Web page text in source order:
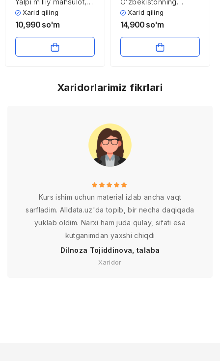
uning tarkibi, hisoblash
usullari (O’zbekiston,
Xarid qiling
10,990 so'm
jahonning rivojlangan
mamlakatlari bilan
Xarid qiling
14,900 so'm
Xaridorlarimiz fikrlari
Kurs ishim uchun material izlab ancha vaqt
sarfladim. Alldata.uz'da topib, bir necha daqiqada
yuklab oldim. Narxi ham juda qulay, sifati esa
kutganimdan yaxshi chiqdi
Dilnoza Tojiddinova, talaba
Xaridor